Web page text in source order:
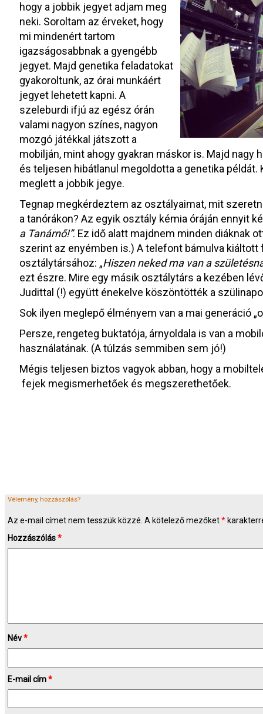
hogy a jobbik jegyet adjam meg
neki. Soroltam az érveket, hogy
mi mindenért tartom
igazságosabbnak a gyengébb
jegyet. Majd genetika feladatokat
gyakoroltunk, az órai munkáért
jegyet lehetett kapni. A
szeleburdi ifjú az egész órán
valami nagyon színes, nagyon
mozgó játékkal játszott a
mobilján, mint ahogy gyakran máskor is. Majd nagy
és teljesen hibátlanul megoldotta a genetika példát.
meglett a jobbik jegye.
Tegnap megkérdeztem az osztályaimat, mit
a tanórákon? Az egyik osztály kémia óráján ennyit
a Tanárnő!”. Ez idő alatt majdnem minden diáknak
szerint az enyémben is.) A telefont bámulva
osztálytársához: „Hiszen neked ma van a
ezt észre. Mire egy másik osztálytárs a kezében
Judittal (!) együtt énekelve köszöntötték a
Sok ilyen meglepő élményem van a mai generáció
Persze, rengeteg buktatója, árnyoldala is van a
használatának. (A túlzás semmiben sem jó!)
Mégis teljesen biztos vagyok abban, hogy a
fejek megismerhetőek és megszerethetőek.
Vélemény, hozzászólás?
Az e-mail címet nem tesszük közzé. A kötelező mezőket*
Hozzászólás*
Név*
E-mail cím*